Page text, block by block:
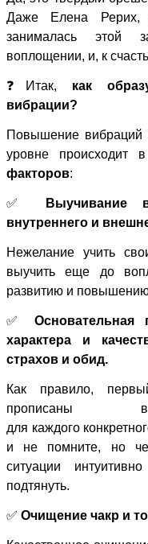
Даже Елена Рерих,
занималась этой
воплощении, и, к
❓Итак, как
вибрации?
Повышение вибраций
уровне происходит
факторов:
✅
Выучивание
внутреннего и
Нежелание учить
выучить еще до
развитию и
✅Основательная
характера и
страхов и обид.
Как правило,
для каждого
и не помните, но
ситуации
подтянуть.
✅ Очищение чакр и